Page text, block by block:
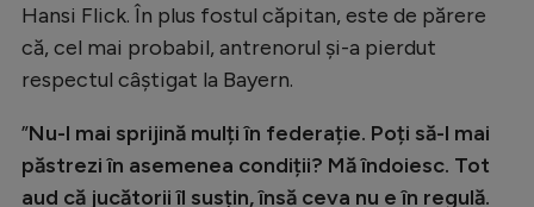
Hansi Flick. În plus fostul căpitan, este de părere
că, cel mai probabil, antrenorul și-a pierdut
respectul câștigat la Bayern.
”Nu-l mai sprijină mulți în federație. Poți să-l mai
păstrezi în asemenea condiții? Mă îndoiesc. Tot
aud că jucătorii îl susțin, însă ceva nu e în regulă.